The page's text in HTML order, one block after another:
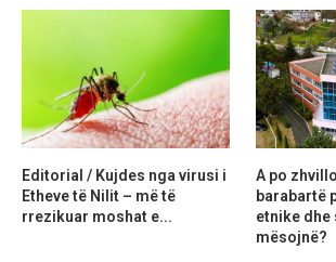
Editorial / Kujdes nga virusi i
Etheve të Nilit – më të
rrezikuar moshat e...
A po
barabartë
etnike dhe
mësojnë?